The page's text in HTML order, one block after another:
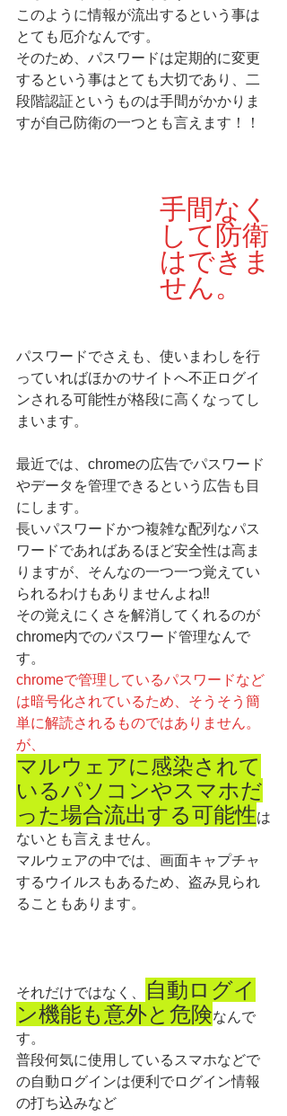
このように情報が流出するという事は
とても厄介なんです。
そのため、パスワードは定期的に変更
するという事はとても大切であり、二
段階認証というものは手間がかかりま
すが自己防衛の一つとも言えます！！
手間なく
して防衛
はできま
せん。
パスワードでさえも、使いまわしを行
っていればほかのサイトへ不正ログイ
ンされる可能性が格段に高くなってし
まいます。
最近では、chromeの広告でパスワード
やデータを管理できるという広告も目
にします。
長いパスワードかつ複雑な配列なパス
ワードであればあるほど安全性は高ま
りますが、そんなの一つ一つ覚えてい
られるわけもありませんよね‼
その覚えにくさを解消してくれるのが
chrome内でのパスワード管理なんで
す。
chromeで管理しているパスワードなど
は暗号化されているため、そうそう簡
単に解読されるものではありません。
が、
マルウェアに感染されて
いるパソコンやスマホだ
った場合流出する可能性は
ないとも言えません。
マルウェアの中では、画面キャプチャ
するウイルスもあるため、盗み見られ
ることもあります。
それだけではなく、
自動ログイ
ン機能も意外と危険なんで
す。
普段何気に使用しているスマホなどで
の自動ログインは便利でログイン情報
の打ち込みなど